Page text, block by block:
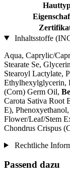
Inhaltsstoffe
Aqua, Caprylic/
Stearate Se,
Stearoyl Lactylate,
Ethylhexylglycerin,
(Corn) Germ Oil,
Carota Sativa Root
E),
Flower/Leaf/Stem
Chondrus Crispus
Rechtliche
Passend dazu